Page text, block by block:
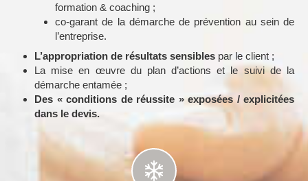
formation & coaching ;
co-garant de la démarche de prévention au sein de
l’entreprise.
L’appropriation de résultats sensibles par le client ;
La mise en œuvre du plan d’actions et le suivi de la
démarche entamée ;
Des « conditions de réussite » exposées / explicitées
dans le devis.